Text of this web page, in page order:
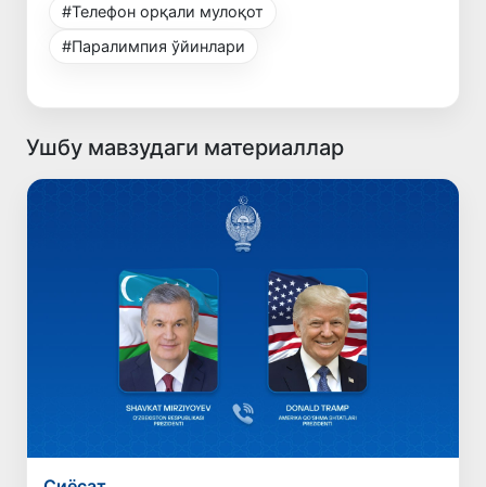
#Телефон орқали мулоқот
#Паралимпия ўйинлари
Ушбу мавзудаги материаллар